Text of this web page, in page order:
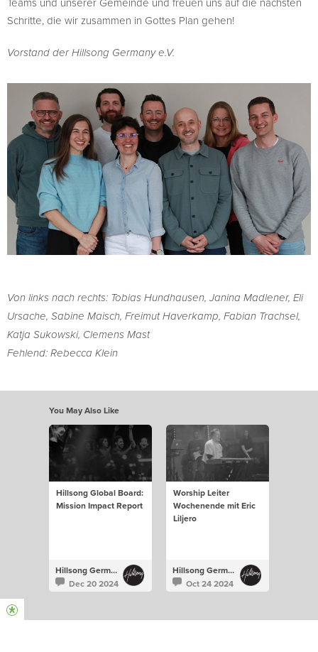
Schritte, die wir zusammen in Gottes Plan gehen!
Vorstand der Hillsong Germany e.V.
Von links nach rechts: Tobias Hundhausen, Janina Madlener, Eli
Ursache, Sabine Maisch, Freimut Haverkamp, Fabian Trachsel,
Katja Sukowski, Clemens Mast
Fehlend: Rebecca Klein
You May Also Like
Hillsong Global Board:
Mission Impact Report
Hillsong Germany
Dec 20 2024
Worship Leiter
Wochenende mit Eric
Liljero
Hillsong Germany
Oct 24 2024